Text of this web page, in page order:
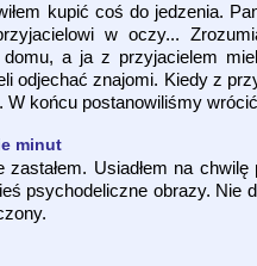
kupić coś do jedzenia.
w oczy...
domu, a ja z przyjacielem
odjechać znajomi. Kiedy z
W końcu postanowiliśmy
minut
zastałem. Usiadłem na
psychodeliczne obrazy.